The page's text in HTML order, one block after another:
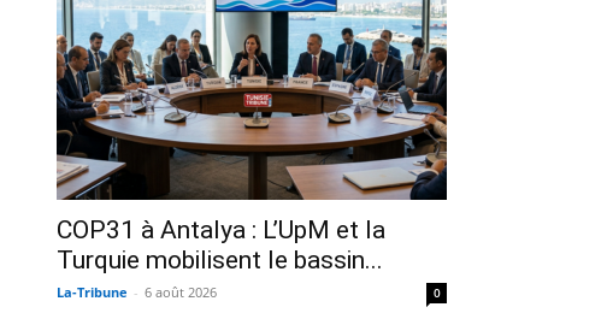
COP31 à Antalya : L’UpM et la
Turquie mobilisent le bassin...
La-Tribune - 6 août 2026 0